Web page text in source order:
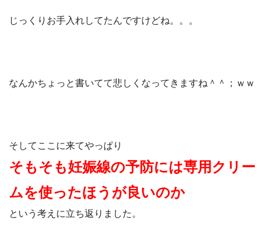
じっくりお手入れしてたんですけどね。。。
なんかちょっと書いてて悲しくなってきますね＾＾；ｗｗ
そしてここに来てやっぱり
そもそも妊娠線の予防には専用クリー
ムを使ったほうが良いのか
という考えに立ち返りました。